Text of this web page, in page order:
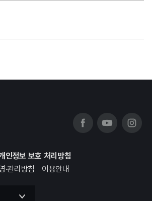
인정보 보호 처리방침
·관리방침
이용안내